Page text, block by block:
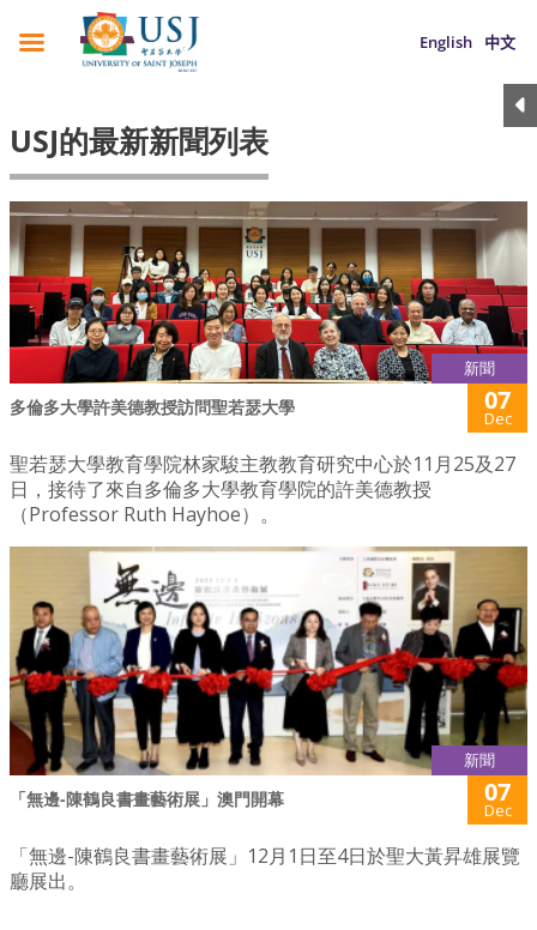
English 中文
USJ的最新新聞列表
新聞
多倫多大學許美德教授訪問聖若瑟大學 07
Dec
聖若瑟大學教育學院林家駿主教教育研究中心於11月25及27
日，接待了來自多倫多大學教育學院的許美德教授
（Professor Ruth Hayhoe）。
新聞
「無邊-陳鶴良書畫藝術展」澳門開幕 07
Dec
「無邊-陳鶴良書畫藝術展」12月1日至4日於聖大黃昇雄展覽
廳展出。